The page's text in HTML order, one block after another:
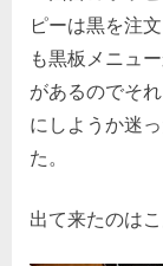
ピーは黒を注
も黒板メニュ
があるのでそ
にしようか迷
た。
出て来たのはこ